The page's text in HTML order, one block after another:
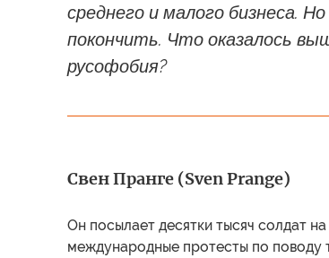
среднего и малого бизнеса.
покончить. Что оказалось
русофобия?
Свен Пранге (Sven Prange)
Он посылает десятки тысяч солдат
международные протесты по поводу